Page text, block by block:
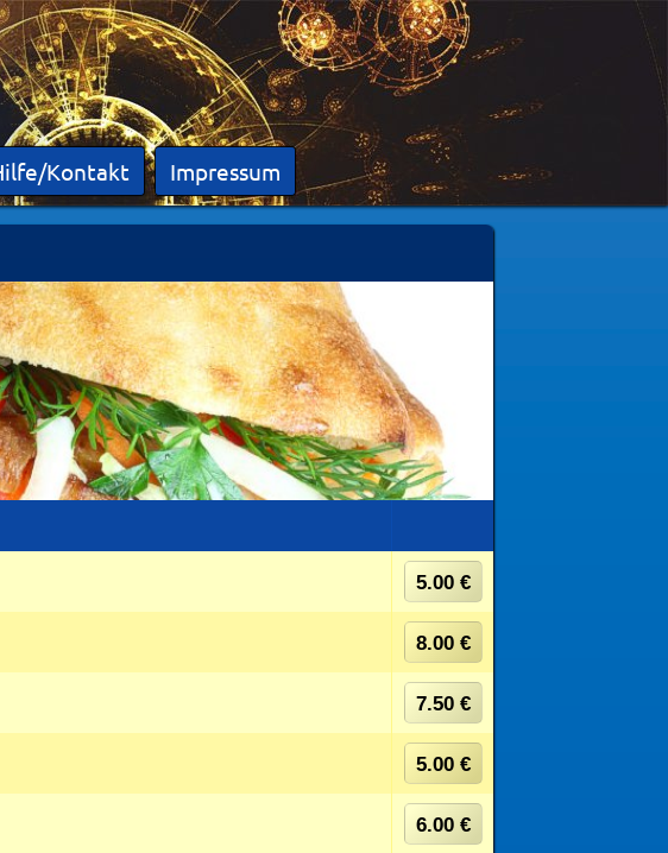
Kontakt Impressum
5.00 €
8.00 €
7.50 €
5.00 €
6.00 €